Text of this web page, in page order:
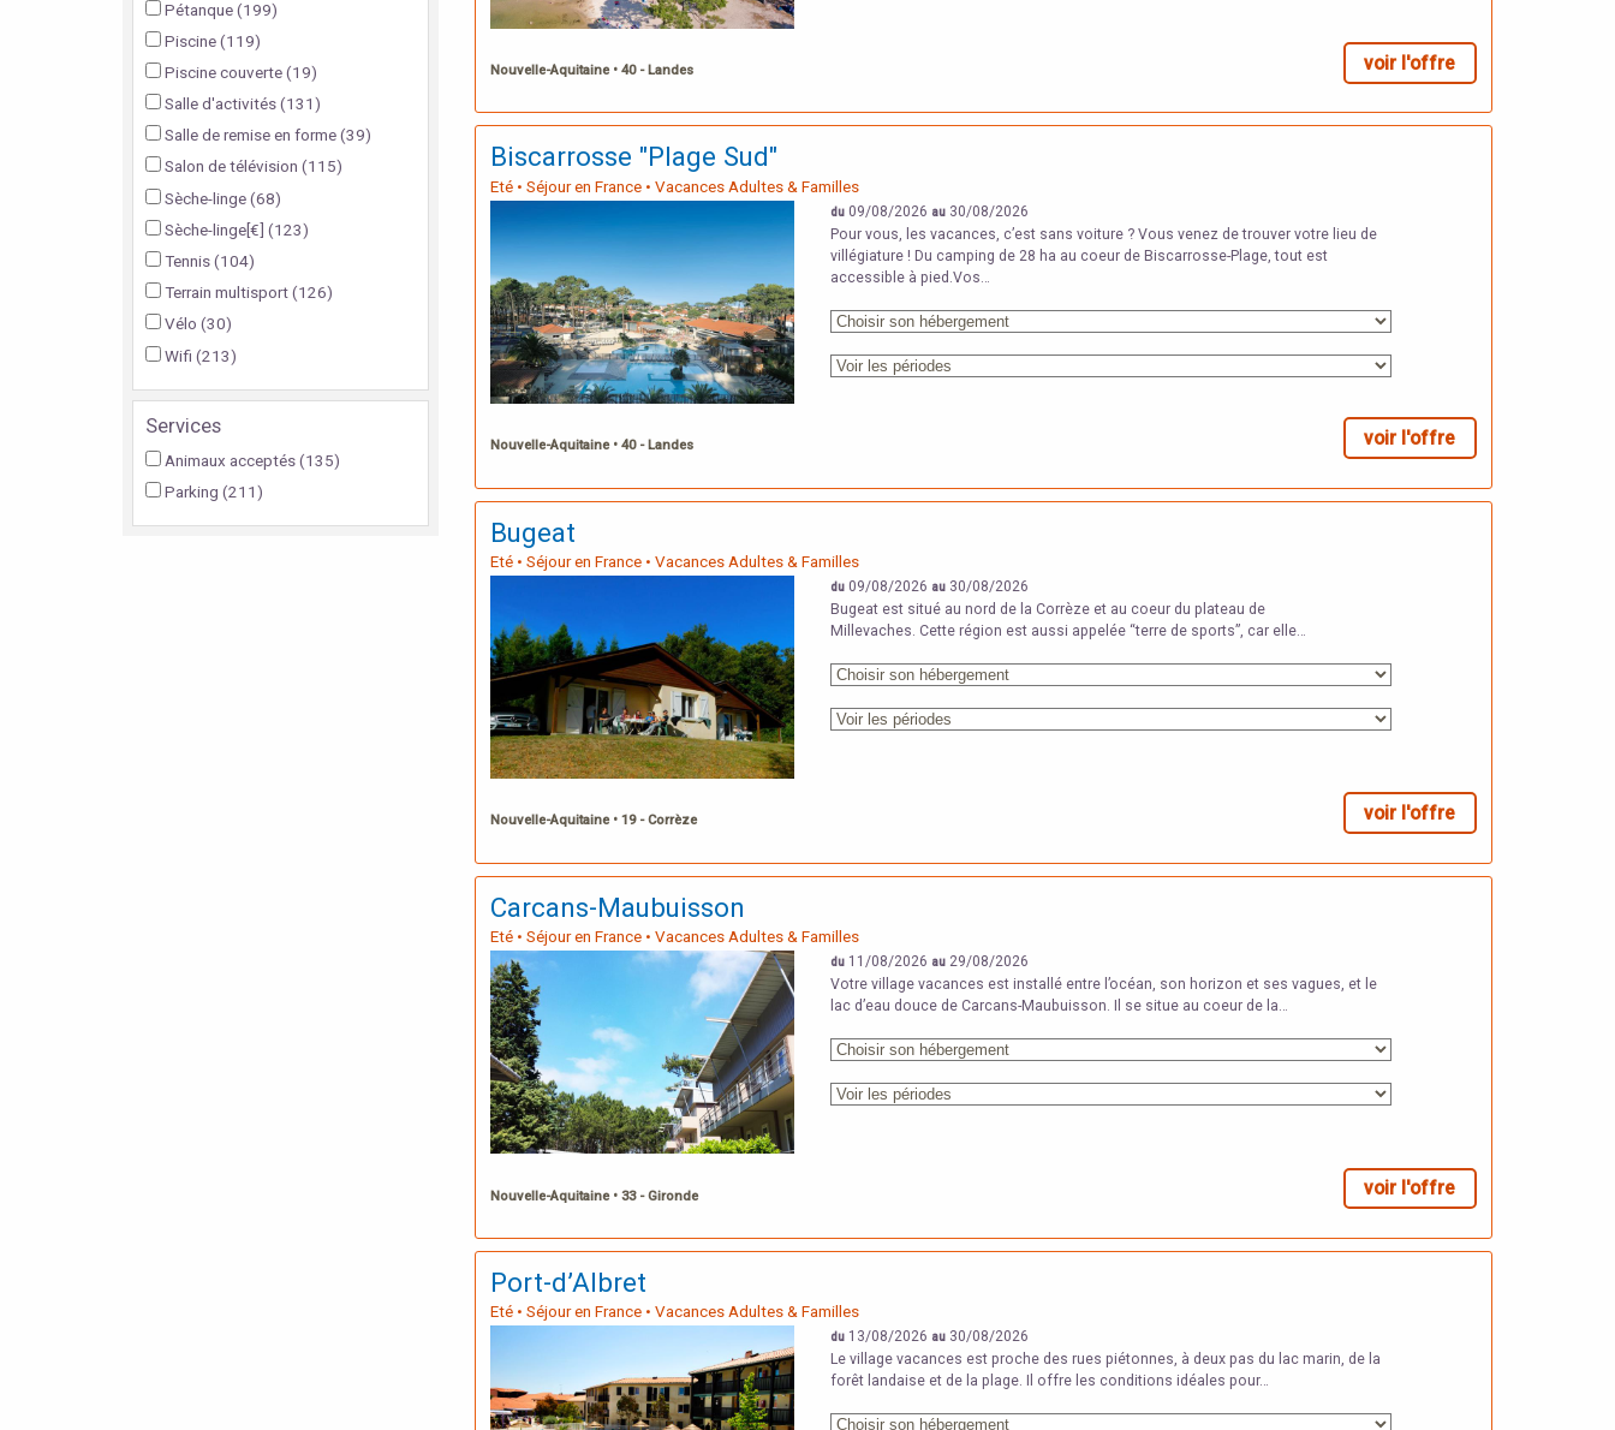
Pétanque (199)
Piscine (119)
Piscine couverte (19)
Salle d'activités (131)
Salle de remise en forme (39)
Salon de télévision (115)
Sèche-linge (68)
Sèche-linge[€] (123)
Tennis (104)
Terrain multisport (126)
Vélo (30)
Wifi (213)
Services
Animaux acceptés (135)
Parking (211)
voir l'offre
Nouvelle-Aquitaine • 40 - Landes
Biscarrosse "Plage Sud"
Eté • Séjour en France • Vacances Adultes & Familles
du 09/08/2026 au 30/08/2026
Pour vous, les vacances, c’est sans voiture ? Vous venez de trouver votre lieu de
villégiature ! Du camping de 28 ha au coeur de Biscarrosse-Plage, tout est
accessible à pied.Vos…
voir l'offre
Nouvelle-Aquitaine • 40 - Landes
Bugeat
Eté • Séjour en France • Vacances Adultes & Familles
du 09/08/2026 au 30/08/2026
Bugeat est situé au nord de la Corrèze et au coeur du plateau de
Millevaches. Cette région est aussi appelée “terre de sports”, car elle…
voir l'offre
Nouvelle-Aquitaine • 19 - Corrèze
Carcans-Maubuisson
Eté • Séjour en France • Vacances Adultes & Familles
du 11/08/2026 au 29/08/2026
Votre village vacances est installé entre l’océan, son horizon et ses vagues, et le
lac d’eau douce de Carcans-Maubuisson. Il se situe au coeur de la…
voir l'offre
Nouvelle-Aquitaine • 33 - Gironde
Port-d’Albret
Eté • Séjour en France • Vacances Adultes & Familles
du 13/08/2026 au 30/08/2026
Le village vacances est proche des rues piétonnes, à deux pas du lac marin, de la
forêt landaise et de la plage. Il offre les conditions idéales pour…